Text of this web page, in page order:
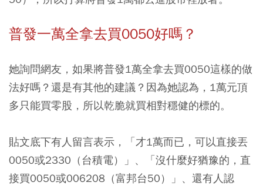
普發一萬全拿去買0050好嗎？
她詢問網友，如果將普發1萬全拿去買0050這樣的做
法好嗎？還是有其他的建議？因為她認為，1萬元頂
多只能買零股，所以乾脆就買相對穩健的標的。
貼文底下有人留言表示，「才1萬而已，可以直接丟
0050或2330（台積電）」、「沒什麼好猶豫的，直
接買0050或006208（富邦台50）」、還有人認